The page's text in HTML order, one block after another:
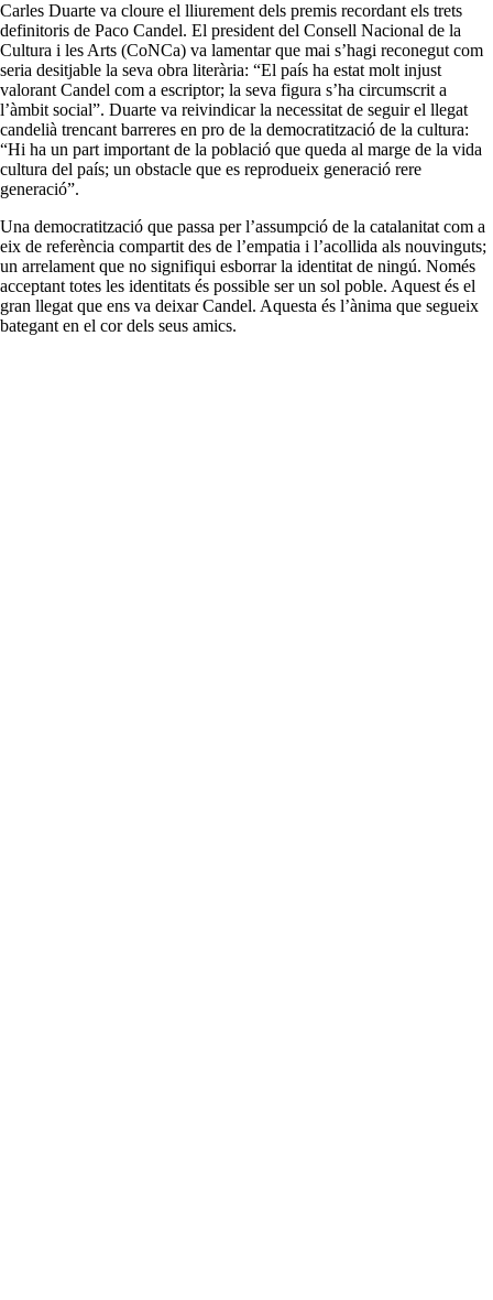
Carles Duarte va cloure el lliurement dels premis recordant els trets
definitoris de Paco Candel. El president del Consell Nacional de la
Cultura i les Arts (CoNCa) va lamentar que mai s’hagi reconegut com
seria desitjable la seva obra literària: “El país ha estat molt injust
valorant Candel com a escriptor; la seva figura s’ha circumscrit a
l’àmbit social”. Duarte va reivindicar la necessitat de seguir el llegat
candelià trencant barreres en pro de la democratització de la cultura:
“Hi ha un part important de la població que queda al marge de la vida
cultura del país; un obstacle que es reprodueix generació rere
generació”.
Una democratització que passa per l’assumpció de la catalanitat com a
eix de referència compartit des de l’empatia i l’acollida als nouvinguts;
un arrelament que no signifiqui esborrar la identitat de ningú. Només
acceptant totes les identitats és possible ser un sol poble. Aquest és el
gran llegat que ens va deixar Candel. Aquesta és l’ànima que segueix
bategant en el cor dels seus amics.